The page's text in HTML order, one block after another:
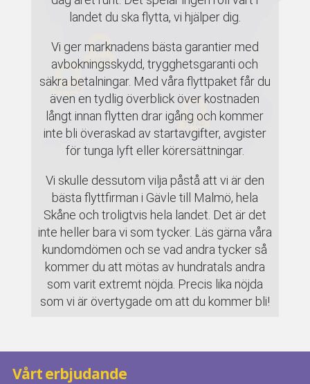
landet du ska flytta, vi hjälper dig.
Vi ger marknadens bästa garantier med
avbokningsskydd, trygghetsgaranti och
säkra betalningar. Med våra flyttpaket får du
även en tydlig överblick över kostnaden
långt innan flytten drar igång och kommer
inte bli överaskad av startavgifter, avgister
för tunga lyft eller körersättningar.
Vi skulle dessutom vilja påstå att vi är den
bästa flyttfirman i Gävle till Malmö, hela
Skåne och troligtvis hela landet. Det är det
inte heller bara vi som tycker. Läs gärna våra
kundomdömen och se vad andra tycker så
kommer du att mötas av hundratals andra
som varit extremt nöjda. Precis lika nöjda
som vi är övertygade om att du kommer bli!
Vårt erbjudande